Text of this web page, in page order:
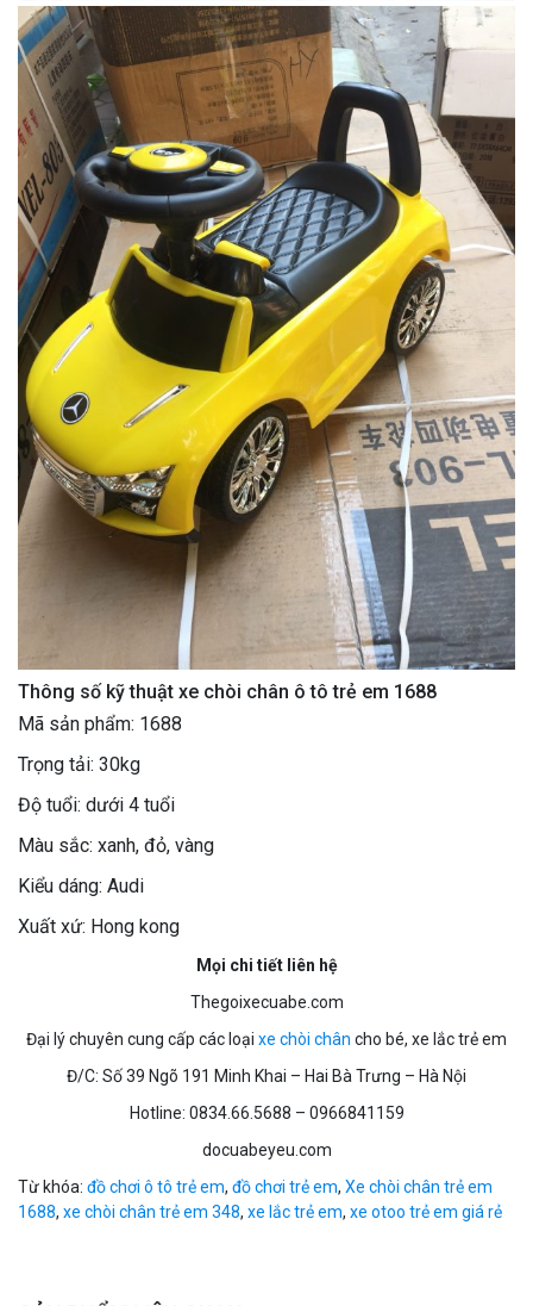
Thông số kỹ thuật xe chòi chân ô tô trẻ em 1688
Mã sản phẩm: 1688
Trọng tải: 30kg
Độ tuổi: dưới 4 tuổi
Màu sắc: xanh, đỏ, vàng
Kiểu dáng: Audi
Xuất xứ: Hong kong
Mọi chi tiết liên hệ
Thegoixecuabe.com
Đại lý chuyên cung cấp các loại xe chòi chân cho bé, xe lắc trẻ em
Đ/C: Số 39 Ngõ 191 Minh Khai – Hai Bà Trưng – Hà Nội
Hotline: 0834.66.5688 – 0966841159
docuabeyeu.com
Từ khóa: đồ chơi ô tô trẻ em, đồ chơi trẻ em, Xe chòi chân trẻ em
1688, xe chòi chân trẻ em 348, xe lắc trẻ em, xe otoo trẻ em giá rẻ